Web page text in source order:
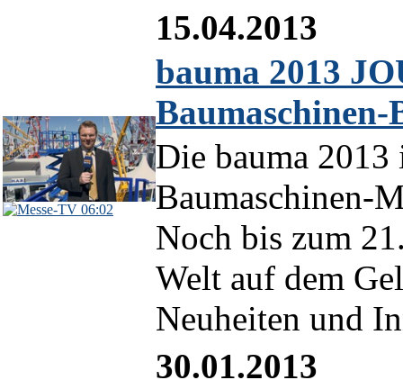
06:02
15.04.2013
bauma 2013
Baumaschinen-
Die bauma
Baumaschinen-
Noch bis zum
Welt auf dem
Neuheiten und
30.01.2013